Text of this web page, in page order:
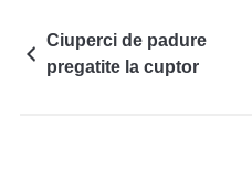
Ciuperci de padure
pregatite la cuptor